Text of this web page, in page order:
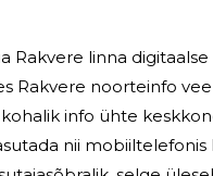
Rakvere linna
Rakvere noorteinfo
info ühte
nii mobiiltelefonis